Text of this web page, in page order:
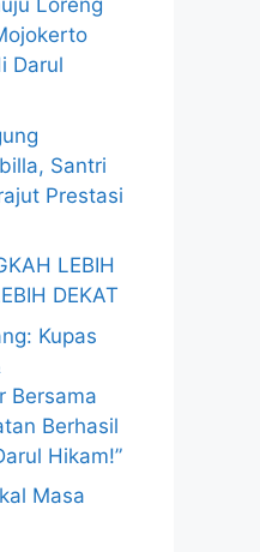
Loreng
Darul
Santri
Prestasi
LEBIH
DEKAT
Kupas
Bersama
Berhasil
Hikam!”
Masa